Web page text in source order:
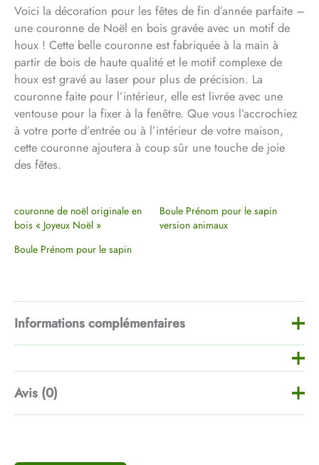
Voici la décoration pour les fêtes de fin d’année parfaite –
une couronne de Noël en bois gravée avec un motif de
houx ! Cette belle couronne est fabriquée à la main à
partir de bois de haute qualité et le motif complexe de
houx est gravé au laser pour plus de précision. La
couronne faite pour l’intérieur, elle est livrée avec une
ventouse pour la fixer à la fenêtre. Que vous l’accrochiez
à votre porte d’entrée ou à l’intérieur de votre maison,
cette couronne ajoutera à coup sûr une touche de joie
des fêtes.
couronne de noël originale en
bois « Joyeux Noël »
Boule Prénom pour le sapin
version animaux
Boule Prénom pour le sapin
Informations complémentaires
Poids
100 g
Dimensions
Avis (0)